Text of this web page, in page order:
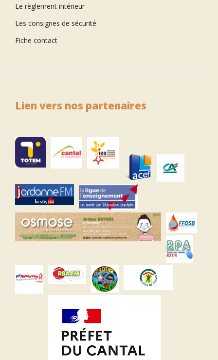
Le règlement intérieur
Les consignes de sécurité
Fiche contact
Lien vers nos partenaires